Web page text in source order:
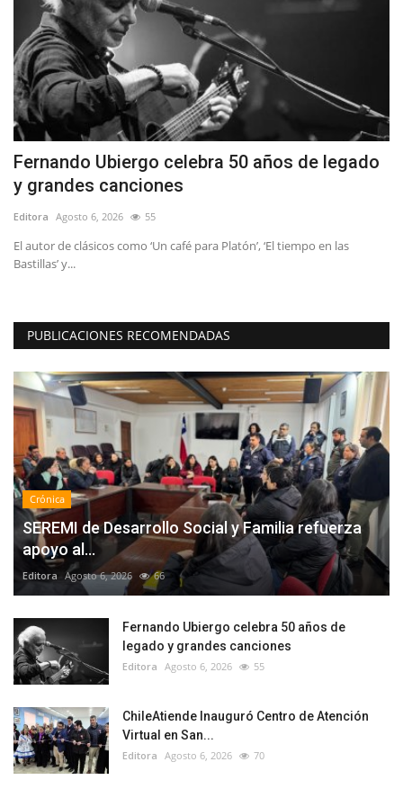
Fernando Ubiergo celebra 50 años de legado
y grandes canciones
Editora Agosto 6, 2026 55
El autor de clásicos como ‘Un café para Platón’, ‘El tiempo en las
Bastillas’ y...
PUBLICACIONES RECOMENDADAS
Crónica
SEREMI de Desarrollo Social y Familia refuerza
apoyo al...
Editora Agosto 6, 2026 66
Fernando Ubiergo celebra 50 años de
legado y grandes canciones
Editora Agosto 6, 2026 55
ChileAtiende Inauguró Centro de Atención
Virtual en San...
Editora Agosto 6, 2026 70